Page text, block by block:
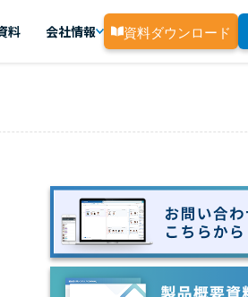
料 会社情報 資料ダウンロード